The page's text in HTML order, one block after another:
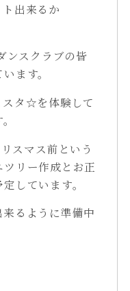
出来るか
ンスクラブの皆
ます。
タ☆を体験して
スマス前という
リー作成とお正
しています。
るように準備中